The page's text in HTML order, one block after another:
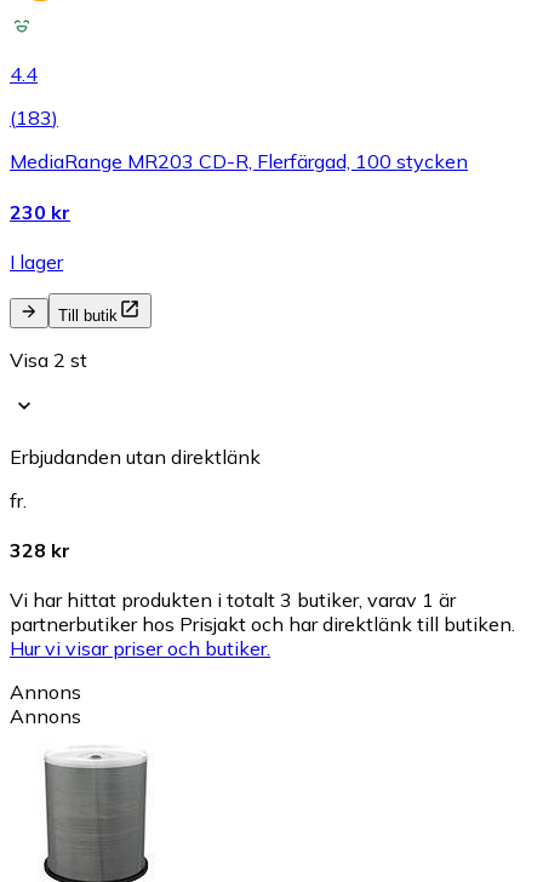
4.4
(183)
MediaRange MR203 CD-R, Flerfärgad, 100 stycken
230 kr
I lager
Till butik
Visa 2 st
Erbjudanden utan direktlänk
fr.
328 kr
Vi har hittat produkten i totalt 3 butiker, varav 1 är
partnerbutiker hos Prisjakt och har direktlänk till butiken.
Hur vi visar priser och butiker.
Annons
Annons